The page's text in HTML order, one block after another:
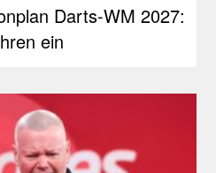
Darts-WM 2027:
ein